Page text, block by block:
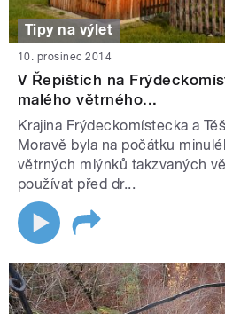
Tipy na výlet
10. prosinec 2014
V Řepištích na
malého větrného...
Krajina Frýdeckomístecka a
Moravě byla na počátku
větrných mlýnků takzvaných
používat před dr...